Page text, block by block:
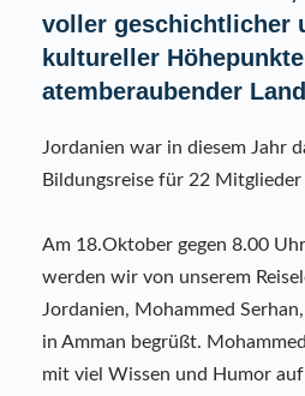
voller geschichtlicher
kultureller
atemberaubender
Jordanien war in diesem Jahr
Bildungsreise für 22 Mitglieder
Am 18.Oktober gegen 8.00
werden wir von unserem
Jordanien, Mohammed
in Amman begrüßt.
mit viel Wissen und Humor auf